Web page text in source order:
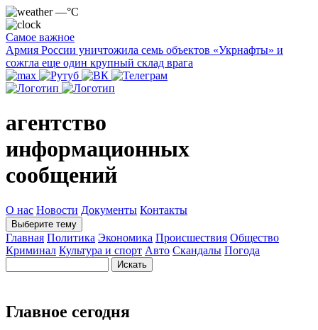
—°C
Самое важное
Армия России уничтожила семь объектов «Укрнафты» и
сожгла еще один крупный склад врага
агентство
информационных
сообщений
О нас Новости Документы Контакты
Выберите тему
Главная Политика Экономика Происшествия Общество
Криминал Культура и спорт Авто Скандалы Погода
Главное сегодня